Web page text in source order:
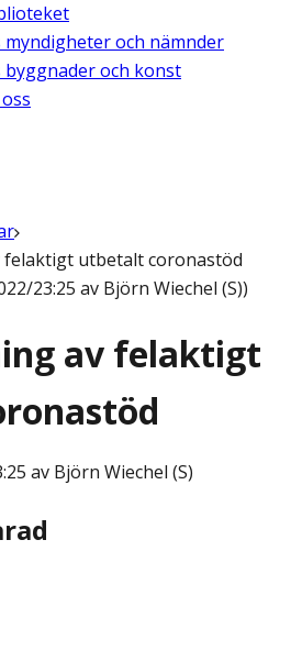
myndigheter och nämnder
byggnader och konst
utbetalt coronastöd
23:25 av Björn Wiechel (S))
av felaktigt
av Björn Wiechel (S)